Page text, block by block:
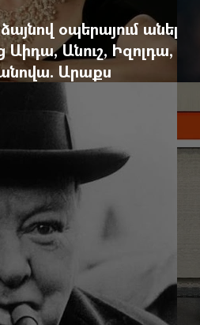
օպերայում անելիք
Աիդա, Անուշ, Իզոլդա,
Արաքս